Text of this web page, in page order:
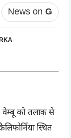
News on G
वेम्बू को तलाक से
स्थित